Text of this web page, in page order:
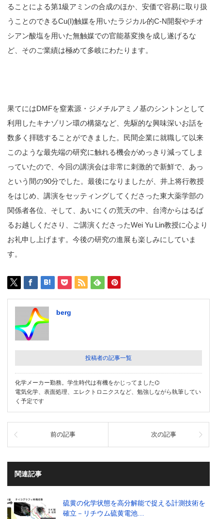
ることによる第1級アミンの合成のほか、安価で容易に取り扱
うことのできるCu(I)触媒を用いたラジカル的C-N開裂やチオ
シアン酸塩を用いた無触媒での官能基変換を成し遂げるな
ど、そのご業績は極めて多岐にわたります。
果てにはDMFを窒素源・ジメチルアミノ基のシントンとして
利用したキナゾリン環の構築など、先駆的な興味深いお話を
数多く拝聴することができました。民間企業に就職して以来
このような最先端の研究に触れる機会がめっきり減ってしま
っていたので、今回の講演会は非常に刺激的で新鮮で、あっ
という間の90分でした。最後になりましたが、井上将行教授
をはじめ、講演をセッティングしてくださった東大薬学部の
関係者各位、そして、あいにくの荒天の中、台湾からはるば
るお越しくださり、ご講演くださったWei Yu Lin教授に心より
お礼申し上げます。今後の研究の進展も楽しみにしていま
す。
berg
投稿者の記事一覧
化学メーカー勤務。学生時代は有機をかじってました⌬
電気化学、表面処理、エレクトロニクスなど、勉強しながら執筆してい
く予定です
前の記事 次の記事
関連記事
硫黄の化学状態を高分解能で捉える計測技術を
確立－リチウム硫黄電池…